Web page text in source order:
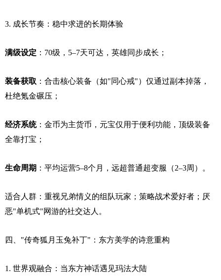
3. 成长节奏：稳中求进的长期体验
满级设定 ：70级，5–7天可达，英雄同步成长；
装备获取 ：合击核心装备（如"同心戒"）仅通过副本掉落，
杜绝氪金碾压；
经济系统：金币为主货币，元宝仅用于便利功能，顶级装备
全靠打宝；
生命周期 ：平均运营5–8个月，远超普通超变服（2–3周）。
适合人群：重视兄弟情义的组队玩家；策略战术爱好者；厌
恶"单机式"网游的社交达人。
四、"传奇狐月玉兔补丁"：东方美学的诗意重构
1. 世界观融合：当东方神话遇见玛法大陆